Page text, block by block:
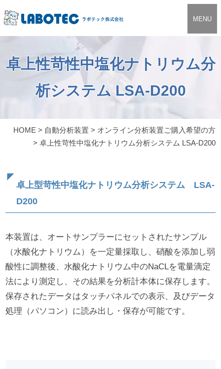
MENU
卓上性苛性中塩化ナトリウム分
析システム LSA-D200
HOME > 自動分析装置 > オンライン分析装置ご購入希望の方
> 卓上性苛性中塩化ナトリウム分析システム LSA-D200
卓上型苛性中塩化ナトリウム分析システム LSA-
D200
本装置は、オートサンプラーにセットされたサンプル
（水酸化ナトリウム）を一定量採取し、硝酸を添加し弱
酸性に調整後、水酸化ナトリウム中のNaCLを電量滴定
法により測定し、その結果を分析計本体に保存します。
保存されたデータはタッチパネルでの表示、及びデータ
処理（パソコン）に読み出し・保存が可能です。